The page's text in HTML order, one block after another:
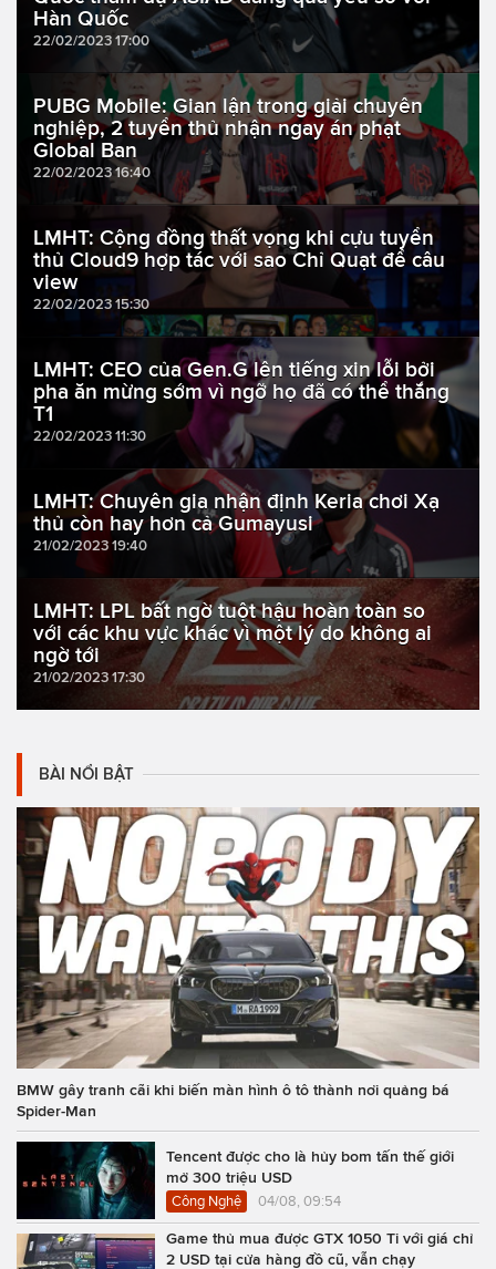
Hàn Quốc
22/02/2023 17:00
PUBG Mobile: Gian lận trong giải chuyên
nghiệp, 2 tuyển thủ nhận ngay án phạt
Global Ban
22/02/2023 16:40
LMHT: Cộng đồng thất vọng khi cựu tuyển
thủ Cloud9 hợp tác với sao Chỉ Quạt để câu
view
22/02/2023 15:30
LMHT: CEO của Gen.G lên tiếng xin lỗi bởi
pha ăn mừng sớm vì ngỡ họ đã có thể thắng
T1
22/02/2023 11:30
LMHT: Chuyên gia nhận định Keria chơi Xạ
thủ còn hay hơn cả Gumayusi
21/02/2023 19:40
LMHT: LPL bất ngờ tuột hậu hoàn toàn so
với các khu vực khác vì một lý do không ai
ngờ tới
21/02/2023 17:30
BÀI NỔI BẬT
BMW gây tranh cãi khi biến màn hình ô tô thành nơi quảng bá
Spider-Man
Tencent được cho là hủy bom tấn thế giới
mở 300 triệu USD
Công Nghệ 04/08, 09:54
Game thủ mua được GTX 1050 Ti với giá chỉ
2 USD tại cửa hàng đồ cũ, vẫn chạy